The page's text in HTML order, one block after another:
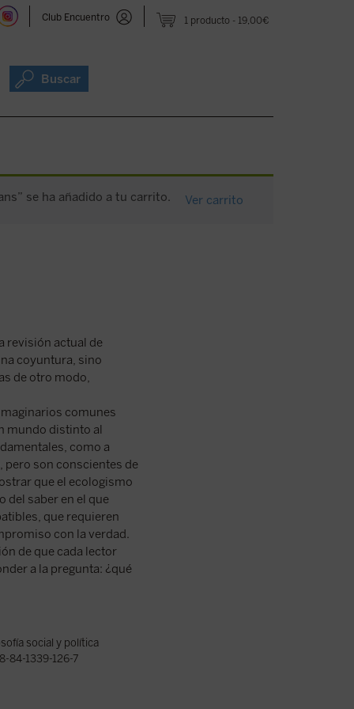
1 producto 19,00€
Club Encuentro
Buscar
se ha añadido a tu carrito. Ver carrito
revisión actual de
coyuntura, sino
de otro modo,
comunes
mundo distinto al
como a
pero son conscientes de
que el ecologismo
del saber en el que
que requieren
con la verdad.
de que cada lector
a la pregunta: ¿qué
social y política
84-1339-126-7